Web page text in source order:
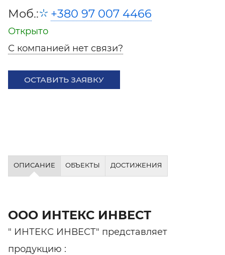
Моб.: +380 97 007 4466
Открыто
С компанией нет связи?
ОСТАВИТЬ ЗАЯВКУ
ОПИСАНИЕ ОБЪЕКТЫ ДОСТИЖЕНИЯ
ООО ИНТЕКС ИНВЕСТ
" ИНТЕКС ИНВЕСТ" представляет
продукцию :